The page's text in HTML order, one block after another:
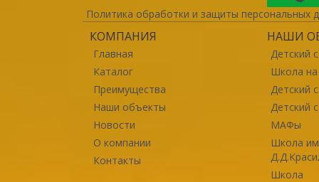
Политика обработки и защиты персональных
КОМПАНИЯ
Главная
Каталог
Преимущества
Наши объекты
Новости
О компании
Контакты
НАШИ
Детский
Школа
Детский
Детский
МАФы
Школа
Школа